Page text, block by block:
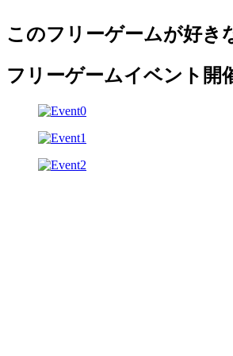
このフリーゲームが好き
フリーゲームイベント開